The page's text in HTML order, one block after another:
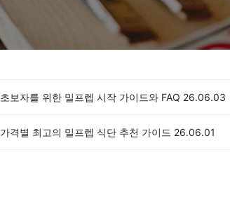
초보자를 위한 밀프렙 시작 가이드와 FAQ 26.06.03
가격별 최고의 밀프렙 식단 추천 가이드 26.06.01